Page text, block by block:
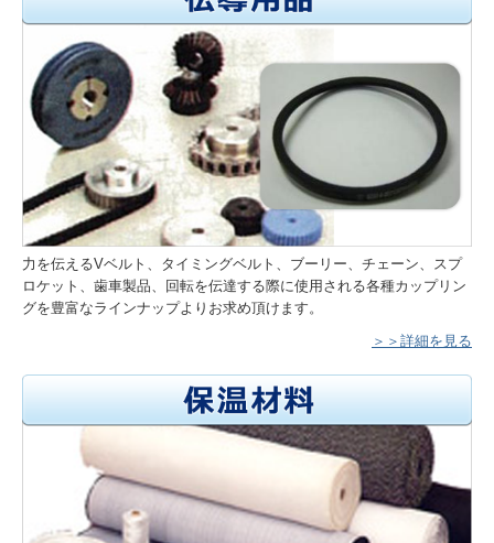
力を伝えるVベルト、タイミングベルト、ブーリー、チェーン、スプ
ロケット、歯車製品、回転を伝達する際に使用される各種カップリン
グを豊富なラインナップよりお求め頂けます。
＞＞詳細を見る